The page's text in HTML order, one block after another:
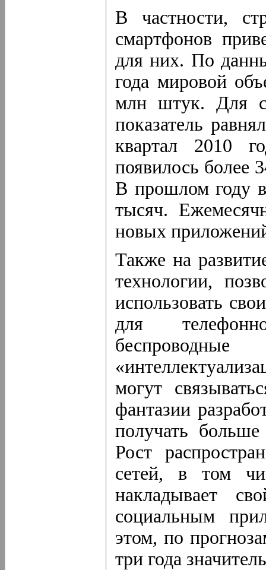
В частности,
смартфонов
для них. По
года мировой
млн штук. Для
показатель
квартал 2010
появилось более
В прошлом году
тысяч.
новых
Также на
технологии,
использовать
для
могут
фантазии
получать
Рост
сетей, в том
накладывает
социальным
этом, по
три года